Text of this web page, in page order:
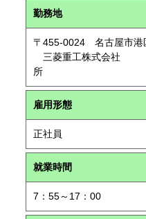
勤務地
〒455-0024 名古屋市港
三菱重工株式会社
所
雇用形態
正社員
就業時間
7：55～17：00